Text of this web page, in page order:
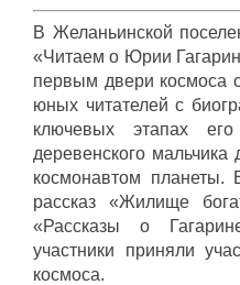
В Желаньинской
«Читаем о Юрии
первым двери космоса
юных читателей с
ключевых этапах
деревенского
космонавтом планеты.
рассказ «Жилище
«Рассказы о
участники приняли
космоса.